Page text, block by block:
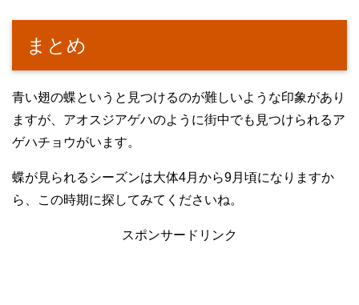
まとめ
青い翅の蝶というと見つけるのが難しいような印象があり
ますが、アオスジアゲハのように街中でも見つけられるア
ゲハチョウがいます。
蝶が見られるシーズンは大体4月から9月頃になりますか
ら、この時期に探してみてくださいね。
スポンサードリンク